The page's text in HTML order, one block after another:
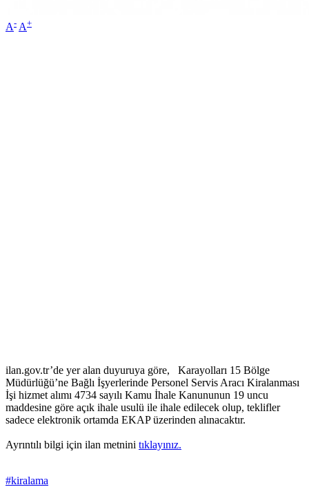
A- A+
ilan.gov.tr’de yer alan duyuruya göre, Karayolları 15 Bölge
Müdürlüğü’ne Bağlı İşyerlerinde Personel Servis Aracı Kiralanması
İşi hizmet alımı 4734 sayılı Kamu İhale Kanununun 19 uncu
maddesine göre açık ihale usulü ile ihale edilecek olup, teklifler
sadece elektronik ortamda EKAP üzerinden alınacaktır.
Ayrıntılı bilgi için ilan metnini tıklayınız.
#kiralama